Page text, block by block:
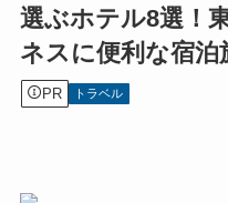
選ぶホテル8選！
ネスに便利な宿泊
PR トラベル